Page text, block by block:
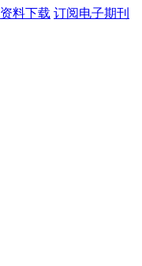
资料下载 订阅电子期刊